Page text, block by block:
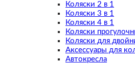
Коляски 2 в 1
Коляски 3 в 1
Коляски 4 в 1
Коляски
Коляски для
Аксессуары для
Автокресла